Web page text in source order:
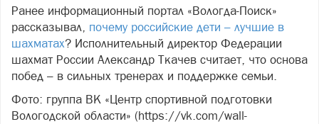
Ранее информационный портал «Вологда-Поиск»
рассказывал, почему российские дети – лучшие в
шахматах? Исполнительный директор Федерации
шахмат России Александр Ткачев считает, что основа
побед – в сильных тренерах и поддержке семьи.
Фото: группа ВК «Центр спортивной подготовки
Вологодской области» (https://vk.com/wall-